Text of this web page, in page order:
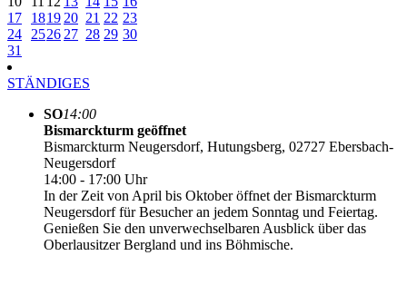
17
1819 20 21 22 23
24
2526 27 28 29 30
31
STÄNDIGES
SO14:00
Bismarckturm geöffnet
Bismarckturm Neugersdorf, Hutungsberg, 02727 Ebersbach-
Neugersdorf
14:00 - 17:00 Uhr
In der Zeit von April bis Oktober öffnet der Bismarckturm
Neugersdorf für Besucher an jedem Sonntag und Feiertag.
Genießen Sie den unverwechselbaren Ausblick über das
Oberlausitzer Bergland und ins Böhmische.